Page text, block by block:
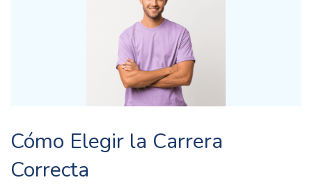
Cómo Elegir la Carrera
Correcta